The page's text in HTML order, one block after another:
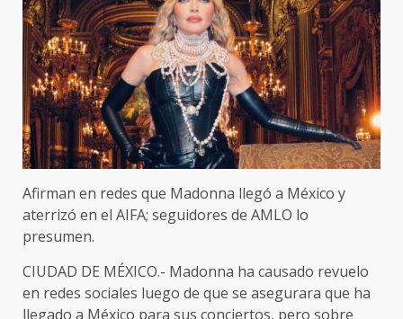
Afirman en redes que Madonna llegó a México y
aterrizó en el AIFA; seguidores de AMLO lo
presumen.
CIUDAD DE MÉXICO.- Madonna ha causado revuelo
en redes sociales luego de que se asegurara que ha
llegado a México para sus conciertos, pero sobre